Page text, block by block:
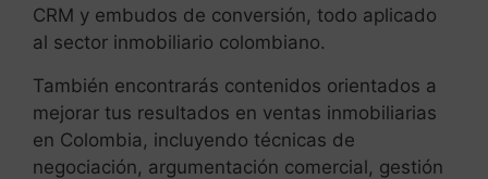
CRM y embudos de conversión, todo aplicado
al sector inmobiliario colombiano.
También encontrarás contenidos orientados a
mejorar tus resultados en ventas inmobiliarias
en Colombia, incluyendo técnicas de
negociación, argumentación comercial, gestión